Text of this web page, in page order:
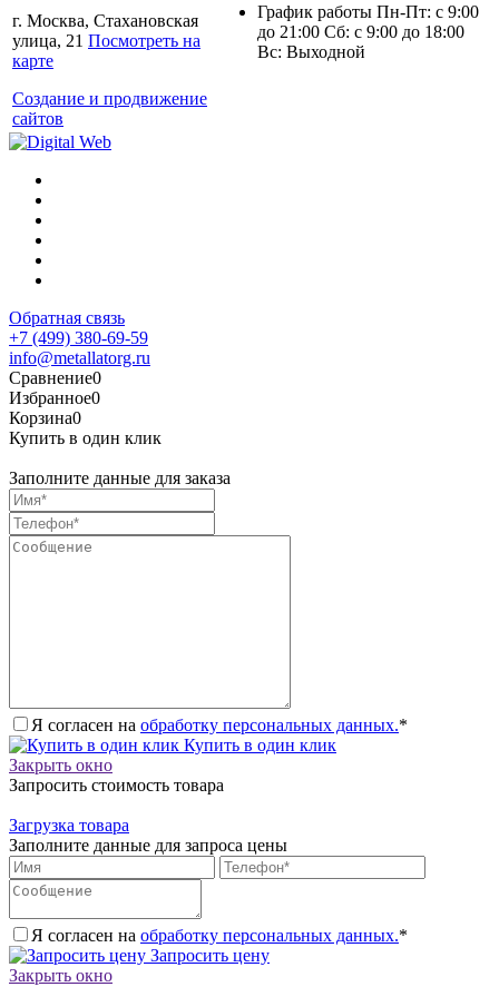
г. Москва, Стахановская
улица, 21 Посмотреть на
карте
Создание и продвижение
сайтов
График работы Пн-Пт: с 9:00
до 21:00 Сб: с 9:00 до 18:00
Вс: Выходной
Обратная связь
+7 (499) 380-69-59
info@metallatorg.ru
Сравнение0
Избранное0
Корзина0
Купить в один клик
Заполните данные для заказа
Я согласен на обработку персональных данных.*
Купить в один клик
Закрыть окно
Запросить стоимость товара
Загрузка товара
Заполните данные для запроса цены
Я согласен на обработку персональных данных.*
Запросить цену
Закрыть окно